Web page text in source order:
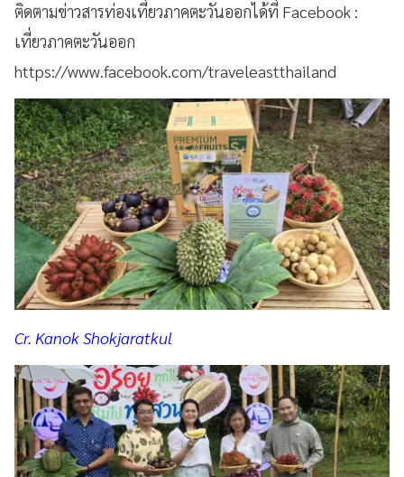
ติดตามข่าวสารท่องเที่ยวภาคตะวันออกได้ที่ Facebook :
เที่ยวภาคตะวันออก
https://www.facebook.com/traveleastthailand
Cr. Kanok Shokjaratkul